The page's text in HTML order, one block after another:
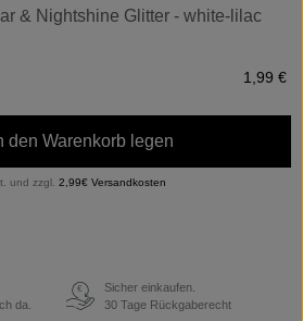
& Nightshine Glitter - white-lilac
1,99 €
den Warenkorb legen
und zzgl. 2,99€ Versandkosten
da.
€
Sicher einkaufen.
30 Tage Rückgaberecht